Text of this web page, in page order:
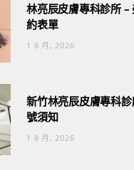
林亮辰皮膚專科診所 –
約表單
1 8 月, 2026
新竹林亮辰皮膚專科
號須知
1 8 月, 2026